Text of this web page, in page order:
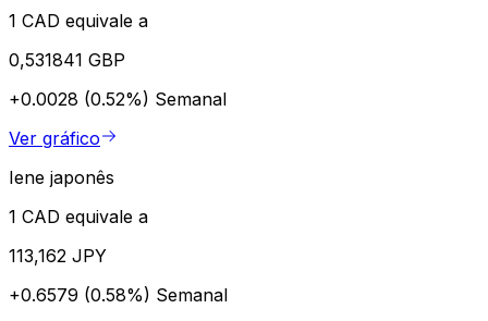
1 CAD equivale a
0,531841 GBP
+0.0028 (0.52%) Semanal
Ver gráfico
Iene japonês
1 CAD equivale a
113,162 JPY
+0.6579 (0.58%) Semanal